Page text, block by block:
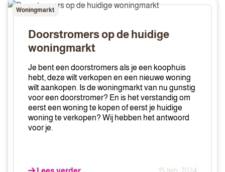
Doorstromers
op
huidige
woningmarkt
Woningmarkt
Doorstromers op de huidige
woningmarkt
Je bent een doorstromers als je een koophuis
hebt, deze wilt verkopen en een nieuwe woning
wilt aankopen. Is de woningmarkt van nu gunstig
voor een doorstromer? En is het verstandig om
eerst een woning te kopen of eerst je huidige
woning te verkopen? Wij hebben het antwoord
voor je.